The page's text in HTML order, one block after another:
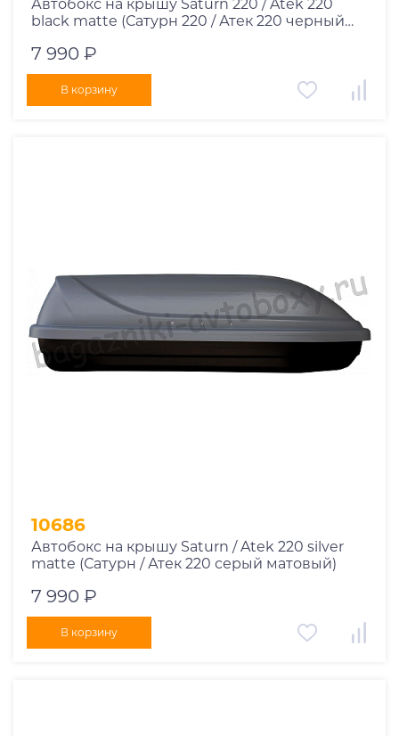
Автобокс на крышу Saturn 220 / Atek 220
black matte (Сатурн 220 / Атек 220 черный
7 990 ₽
В корзину
10686
Автобокс на крышу Saturn / Atek 220 silver
matte (Сатурн / Атек 220 серый матовый)
7 990 ₽
В корзину